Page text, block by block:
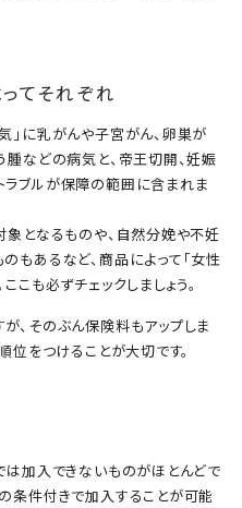
てそれぞれ
」に乳がんや子宮がん、卵巣が
などの病気と、帝王切開、妊娠
ブルが保障の範囲に含まれま
象となるものや、自然分娩や不妊
もあるなど、商品によって「女性
こも必ずチェックしましょう。
、そのぶん保険料もアップしま
位をつけることが大切です。
は加入できないものがほとんどで
条件付きで加入することが可能